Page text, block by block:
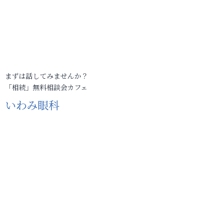
まずは話してみませんか？
「相続」無料相談会カフェ
いわみ眼科